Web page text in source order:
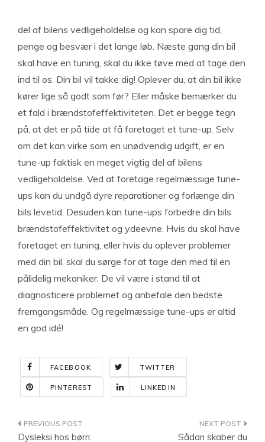
del af bilens vedligeholdelse og kan spare dig tid,
penge og besvær i det lange løb. Næste gang din bil
skal have en tuning, skal du ikke tøve med at tage den
ind til os. Din bil vil takke dig! Oplever du, at din bil ikke
kører lige så godt som før? Eller måske bemærker du
et fald i brændstofeffektiviteten. Det er begge tegn
på, at det er på tide at få foretaget et tune-up. Selv
om det kan virke som en unødvendig udgift, er en
tune-up faktisk en meget vigtig del af bilens
vedligeholdelse. Ved at foretage regelmæssige tune-
ups kan du undgå dyre reparationer og forlænge din
bils levetid. Desuden kan tune-ups forbedre din bils
brændstofeffektivitet og ydeevne. Hvis du skal have
foretaget en tuning, eller hvis du oplever problemer
med din bil, skal du sørge for at tage den med til en
pålidelig mekaniker. De vil være i stand til at
diagnosticere problemet og anbefale den bedste
fremgangsmåde. Og regelmæssige tune-ups er altid
en god idé!
FACEBOOK TWITTER
PINTEREST LINKEDIN
Indlægsnavigation
Dysleksi hos børn: Sådan skaber du